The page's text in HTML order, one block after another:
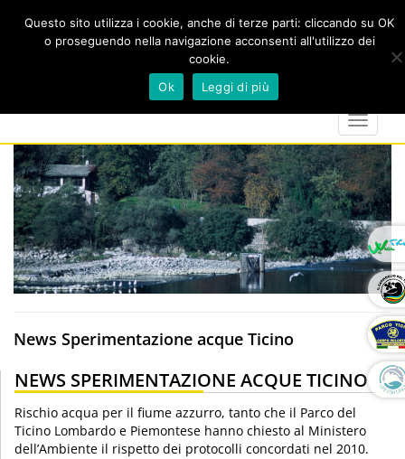
marker
calendar
Toggle
News Sperimentazione acque Ticino
NEWS SPERIMENTAZIONE ACQUE TICINO
Rischio acqua per il fiume azzurro, tanto che il Parco del
Ticino Lombardo e Piemontese hanno chiesto al Ministero
dell’Ambiente il rispetto dei protocolli concordati nel 2010.
Questo sito utilizza i cookie, anche di terze parti: cliccando su OK
o proseguendo nella navigazione acconsenti all'utilizzo dei
cookie.
Ok
Leggi di più